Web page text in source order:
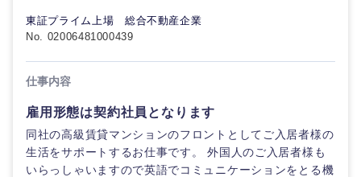
近畿地方
東証プライム上場 総合不動産企業
No. 02006481000439
仕事内容
雇用形態は契約社員となります
同社の高級賃貸マンションのフロントとしてご入居者様の
生活をサポートするお仕事です。 外国人のご入居者様も
いらっしゃいますので英語でコミュニケーションをとる機